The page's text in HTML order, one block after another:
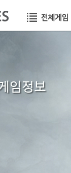
임정보